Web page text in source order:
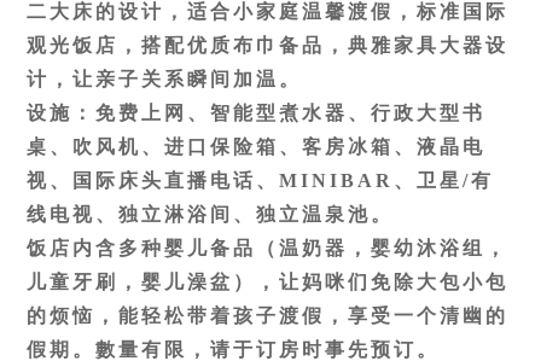
二大床的设计，适合小家庭温馨渡假，标准国际
观光饭店，搭配优质布巾备品，典雅家具大器设
计，让亲子关系瞬间加温。
设施：免费上网、智能型煮水器、行政大型书
桌、吹风机、进口保险箱、客房冰箱、液晶电
视、国际床头直播电话、MINIBAR、卫星/有
线电视、独立淋浴间、独立温泉池。
饭店内含多种婴儿备品（温奶器，婴幼沐浴组，
儿童牙刷，婴儿澡盆），让妈咪们免除大包小包
的烦恼，能轻松带着孩子渡假，享受一个清幽的
假期。數量有限，请于订房时事先预订。